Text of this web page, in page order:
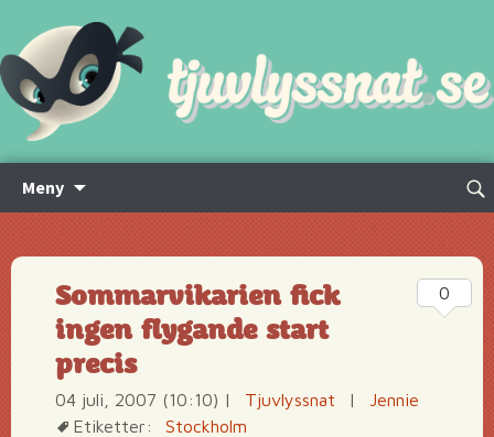
Meny
innehåll
Sök
Sommarvikarien fick
ingen flygande start
precis
04 juli, 2007 (10:10) | Tjuvlyssnat |
Jennie
Etiketter:
Stockholm
0